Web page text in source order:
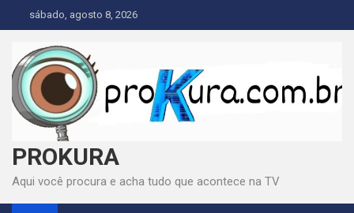
to
content
sábado, agosto 8, 2026
PROKURA
Aqui você procura e acha tudo que acontece na TV